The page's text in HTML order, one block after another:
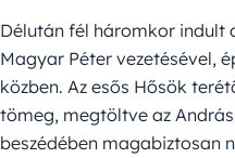
Délután fél háromkor indult
Magyar Péter vezetésével,
közben. Az esős Hősök
tömeg, megtöltve az
beszédében magabiztosan